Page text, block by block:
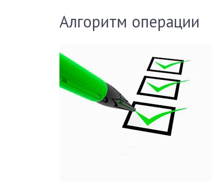
Алгоритм операции